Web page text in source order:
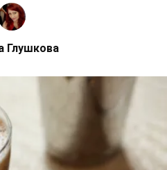
Глушкова